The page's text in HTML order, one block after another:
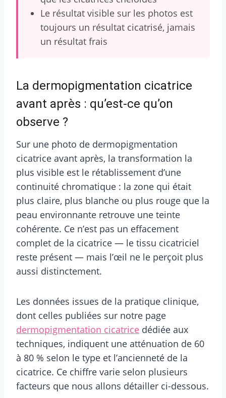
Le résultat visible sur les photos est
toujours un résultat cicatrisé, jamais
un résultat frais
La dermopigmentation cicatrice
avant après : qu’est-ce qu’on
observe ?
Sur une photo de dermopigmentation
cicatrice avant après, la transformation la
plus visible est le rétablissement d’une
continuité chromatique : la zone qui était
plus claire, plus blanche ou plus rouge que la
peau environnante retrouve une teinte
cohérente. Ce n’est pas un effacement
complet de la cicatrice — le tissu cicatriciel
reste présent — mais l’œil ne le perçoit plus
aussi distinctement.
Les données issues de la pratique clinique,
dont celles publiées sur notre page
dermopigmentation cicatrice dédiée aux
techniques, indiquent une atténuation de 60
à 80 % selon le type et l’ancienneté de la
cicatrice. Ce chiffre varie selon plusieurs
facteurs que nous allons détailler ci-dessous.